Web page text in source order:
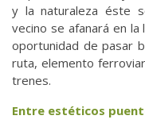
y la naturaleza éste
vecino se afanará en
oportunidad de pasar
ruta, elemento
trenes.
Entre estéticos